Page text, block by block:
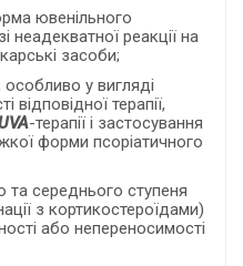
ювенільного
неадекватної реакції на
засоби;
у вигляді
відповідної терапії,
-терапії і застосування
форми псоріатичного
середнього ступеня
з кортикостероїдами)
або непереносимості